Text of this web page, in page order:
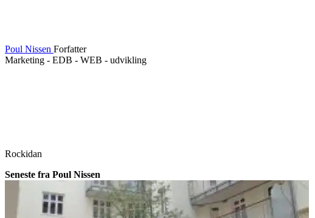
Poul Nissen Forfatter
Marketing - EDB - WEB - udvikling
Rockidan
Seneste fra Poul Nissen